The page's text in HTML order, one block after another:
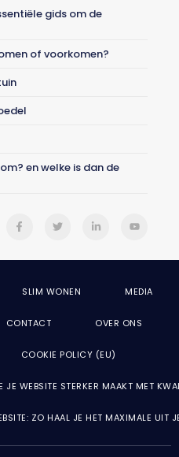
gids om de
of voorkomen?
en welke is dan de
SLIM WONEN MEDIA
CONTACT OVER ONS
COOKIE POLICY (EU)
JE WEBSITE STERKER MAAKT MET
ZO HAAL JE HET MAXIMALE UIT